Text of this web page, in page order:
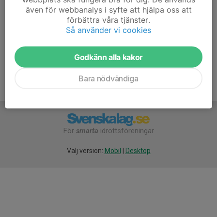
Om det sen visar sig vara fler intresserade än antal
platser så kommer uttagning ske efter sedvanliga
För smarta idrottsföreningar
Välj version: Mobil Desktop
även för webbanalys i syfte att hjälpa oss att
förbättra våra tjänster.
Så använder vi cookies
Godkänn alla kakor
Bara nödvändiga